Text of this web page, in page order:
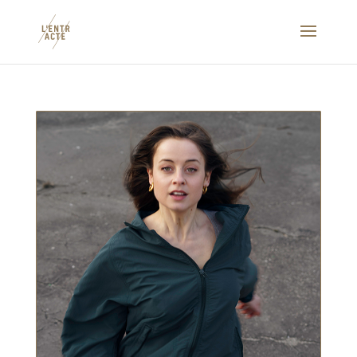
L'Apostrophe
16 rue Saint-Denis
72300 Sablé-sur-Sarthe
Accueil - Billetterie
Tél. : 02 43 62 22 22
billetterie@lentracte-sable.fr
Administration
Tél. : 02 43 62 22 20
email :contact@lentracte-sable.fr
Horaires d'ouverture
Lundi & Mardi : 14h-18h30